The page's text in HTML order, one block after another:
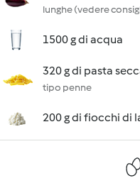
lunghe (vedere
1500 g di acqua
320 g di pasta
tipo penne
200 g di fiocchi di